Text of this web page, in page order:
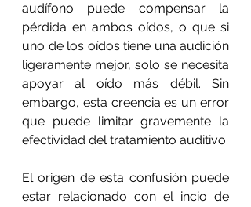
audífono puede compensar la
pérdida en ambos oídos, o que si
uno de los oídos tiene una audición
ligeramente mejor, solo se necesita
apoyar al oído más débil. Sin
embargo, esta creencia es un error
que puede limitar gravemente la
efectividad del tratamiento auditivo.
El origen de esta confusión puede
estar relacionado con el incio de